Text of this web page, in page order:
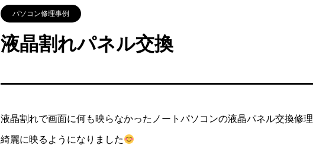
パソコン修理事例
液晶割れパネル交換
液晶割れで画面に何も映らなかったノートパソコンの液晶パネル交換修理
綺麗に映るようになりました